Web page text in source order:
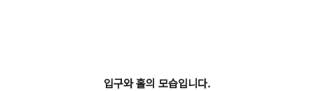
입구와 홀의 모습입니다.